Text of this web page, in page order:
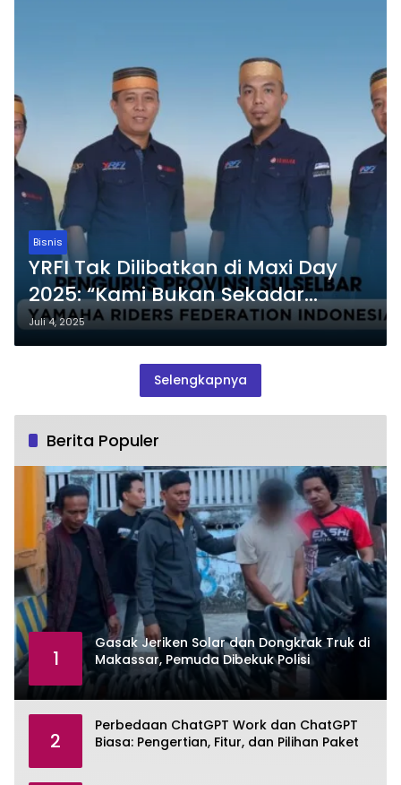
Bisnis
YRFI Tak Dilibatkan di Maxi Day
2025: “Kami Bukan Sekadar
Komunitas”
Juli 4, 2025
Selengkapnya
Berita Populer
1
Gasak Jeriken Solar dan Dongkrak Truk di
Makassar, Pemuda Dibekuk Polisi
2
Perbedaan ChatGPT Work dan ChatGPT
Biasa: Pengertian, Fitur, dan Pilihan Paket